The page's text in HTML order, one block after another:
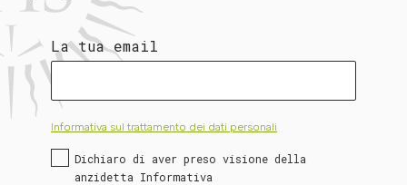
La tua email
Informativa sul trattamento dei dati personali
Dichiaro di aver preso visione della
anzidetta Informativa